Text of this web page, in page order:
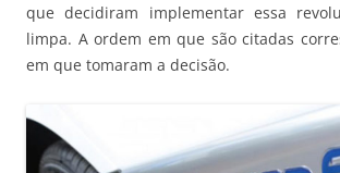
que decidiram implementar essa
limpa. A ordem em que são citadas
em que tomaram a decisão.